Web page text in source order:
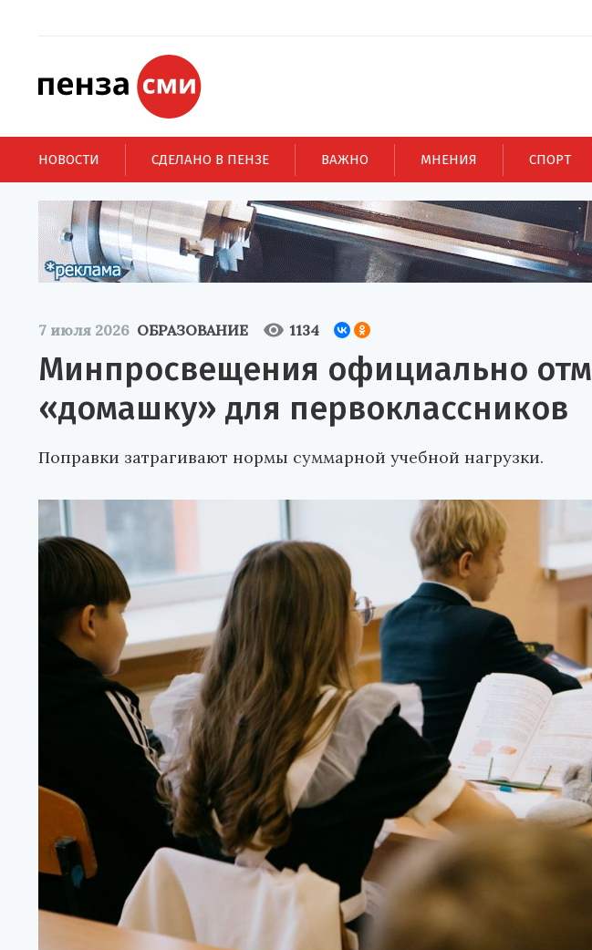
НОВОСТИ СДЕЛАНО В ПЕНЗЕ ВАЖНО МНЕНИЯ СПОРТ
7 июля 2026 ОБРАЗОВАНИЕ 1134
Минпросвещения официально
«домашку» для первоклассников
Поправки затрагивают нормы суммарной учебной нагрузки.